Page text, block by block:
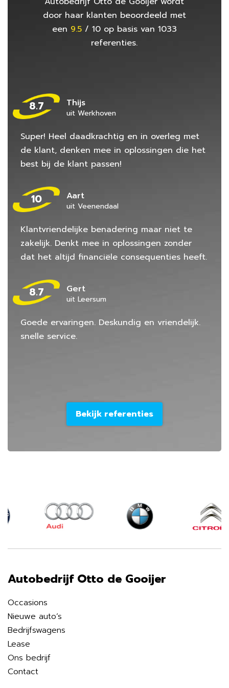
door haar klanten beoordeeld met
een 9.5/ 10op basis van 1033
referenties.
8.7 Thijs
uit Werkhoven
Super! Heel daadkrachtig en in overleg met
de klant, denken mee in oplossingen die het
best bij de klant passen!
10 Aart
uit Veenendaal
Klantvriendelijke benadering maar niet te
zakelijk. Denkt mee in oplossingen zonder
dat het altijd financiële consequenties heeft.
8.7 Gert
uit Leersum
Goede ervaringen. Deskundig en vriendelijk.
snelle service.
Bekijk referenties
Autobedrijf Otto de Gooijer
Occasions
Nieuwe auto’s
Bedrijfswagens
Lease
Ons bedrijf
Contact